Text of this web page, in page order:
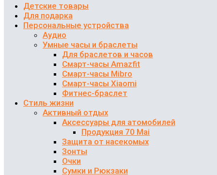
Детские товары
Для подарка
Персональные устройства
Аудио
Умные часы и браслеты
Для браслетов и часов
Смарт-часы Amazfit
Смарт-часы Mibro
Смарт-часы Xiaomi
Фитнес-браслет
Стиль жизни
Активный отдых
Аксессуары для атомобилей
Продукция 70 Mai
Защита от насекомых
Зонты
Очки
Сумки и Рюкзаки